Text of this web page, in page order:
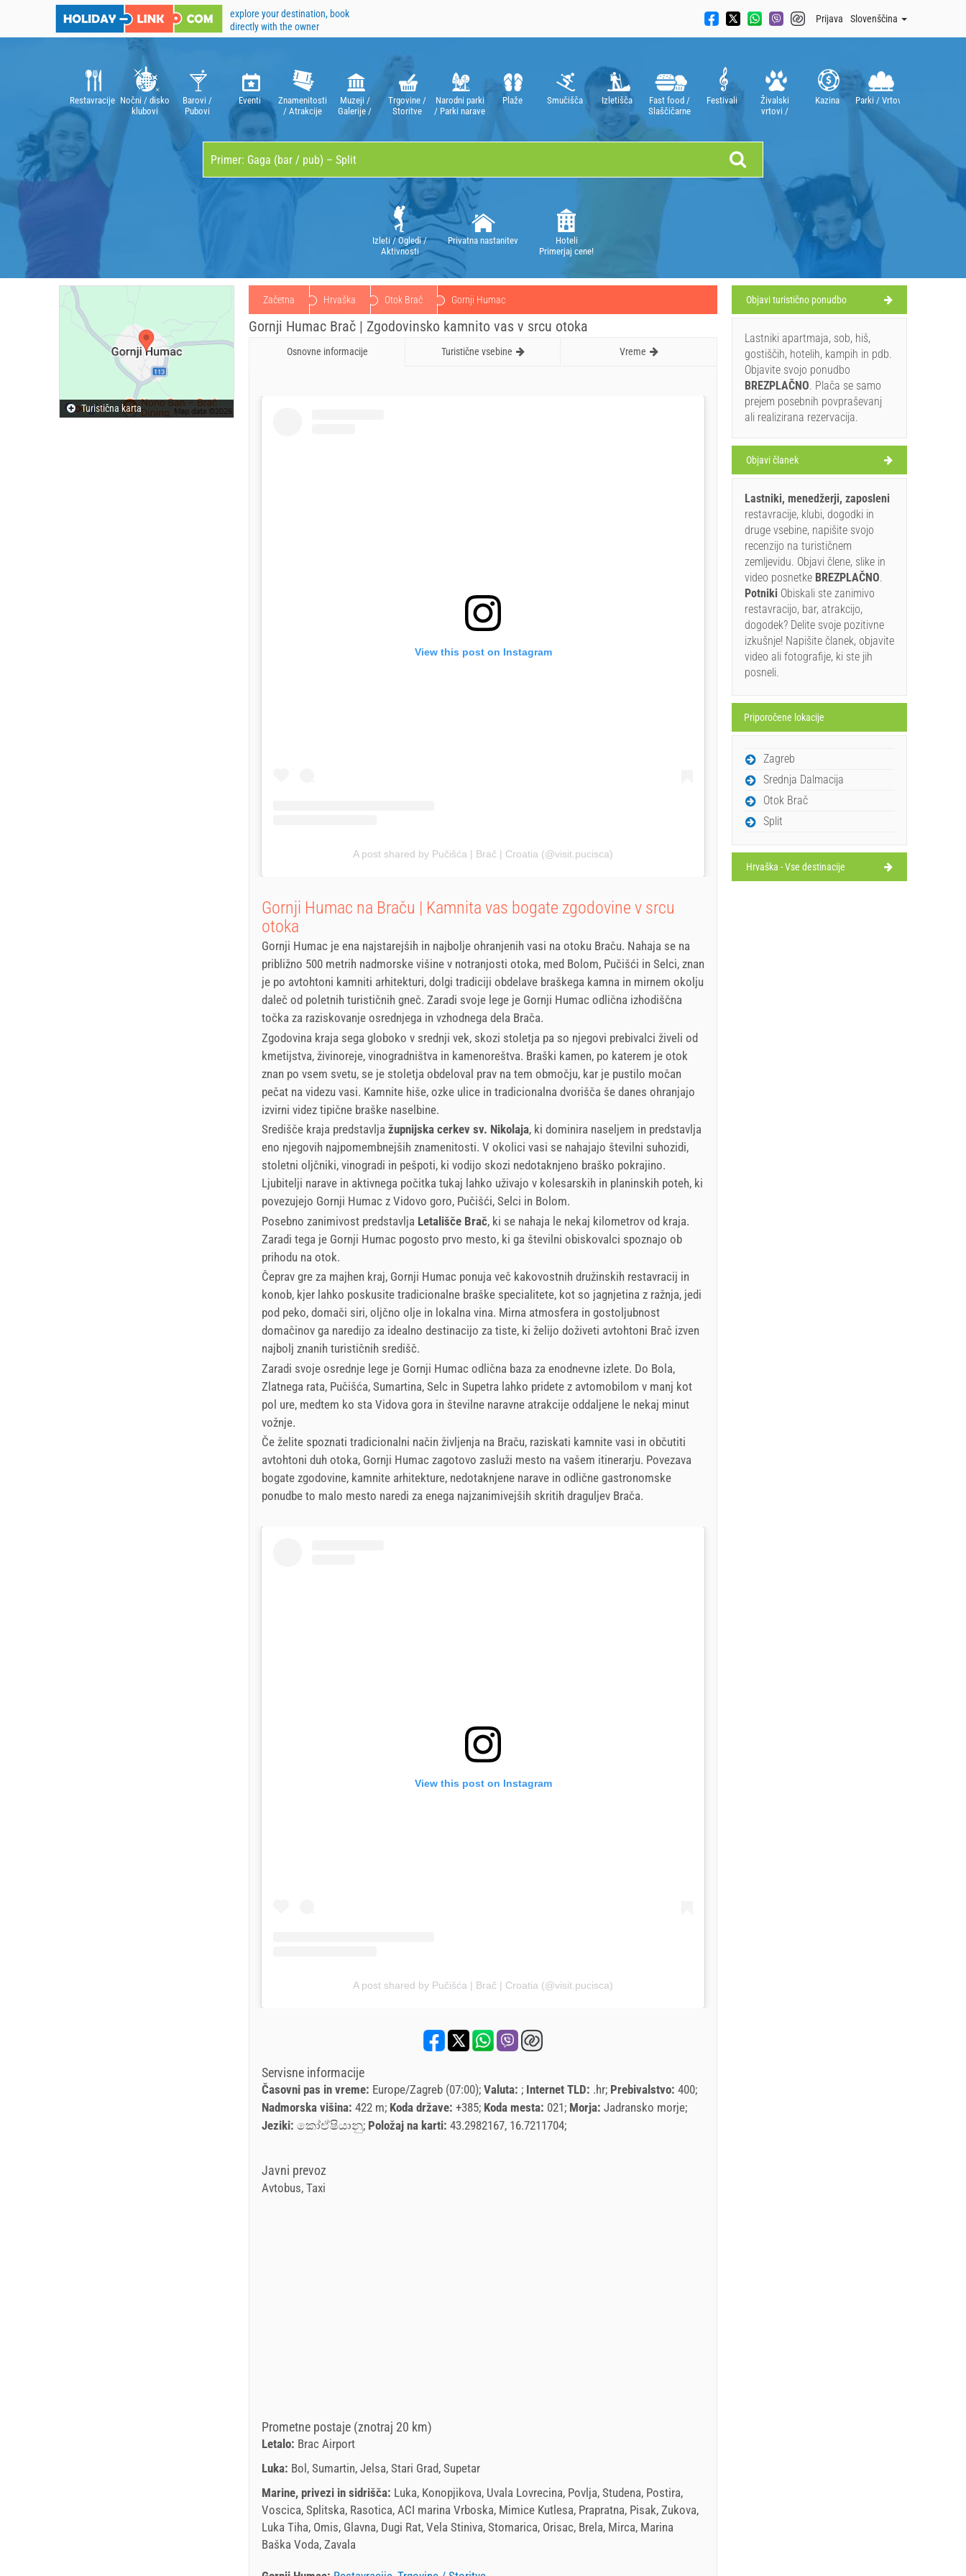
explore your destination, book
directly with the owner
Prijava Slovenščina
Restavracije Nočni / disko
klubovi
Barovi /
Pubovi
Eventi
Znamenitosti
/ Atrakcije
Muzeji /
Galerije /
Trgovine /
Storitve
Narodni parki
/ Parki narave
Plaže Smučišča Izletišča
Fast food /
Slaščičarne
Festivali
Živalski
vrtovi /
Kazina Parki / Vrtovi
Izleti / Ogledi /
Aktivnosti
Privatna nastanitev
Hoteli
Primerjaj cene!
Začetna Hrvaška Otok Brač Gornji Humac
Gornji Humac Brač | Zgodovinsko kamnito vas v srcu otoka
Osnovne informacije Turistične vsebine Vreme
View this post on Instagram
A post shared by Pučišća | Brač | Croatia (@visit.pucisca)
Gornji Humac na Braču | Kamnita vas bogate zgodovine v srcu
otoka
Gornji Humac je ena najstarejših in najbolje ohranjenih vasi na otoku Braču. Nahaja se na
približno 500 metrih nadmorske višine v notranjosti otoka, med Bolom, Pučišći in Selci, znan
je po avtohtoni kamniti arhitekturi, dolgi tradiciji obdelave braškega kamna in mirnem okolju
daleč od poletnih turističnih gneč. Zaradi svoje lege je Gornji Humac odlična izhodiščna
točka za raziskovanje osrednjega in vzhodnega dela Brača.
Zgodovina kraja sega globoko v srednji vek, skozi stoletja pa so njegovi prebivalci živeli od
kmetijstva, živinoreje, vinogradništva in kamenoreštva. Braški kamen, po katerem je otok
znan po vsem svetu, se je stoletja obdeloval prav na tem območju, kar je pustilo močan
pečat na videzu vasi. Kamnite hiše, ozke ulice in tradicionalna dvorišča še danes ohranjajo
izvirni videz tipične braške naselbine.
Središče kraja predstavlja župnijska cerkev sv. Nikolaja, ki dominira naseljem in predstavlja
eno njegovih najpomembnejših znamenitosti. V okolici vasi se nahajajo številni suhozidi,
stoletni oljčniki, vinogradi in pešpoti, ki vodijo skozi nedotaknjeno braško pokrajino.
Ljubitelji narave in aktivnega počitka tukaj lahko uživajo v kolesarskih in planinskih poteh, ki
povezujejo Gornji Humac z Vidovo goro, Pučišći, Selci in Bolom.
Posebno zanimivost predstavlja Letališče Brač, ki se nahaja le nekaj kilometrov od kraja.
Zaradi tega je Gornji Humac pogosto prvo mesto, ki ga številni obiskovalci spoznajo ob
prihodu na otok.
Čeprav gre za majhen kraj, Gornji Humac ponuja več kakovostnih družinskih restavracij in
konob, kjer lahko poskusite tradicionalne braške specialitete, kot so jagnjetina z ražnja, jedi
pod peko, domači siri, oljčno olje in lokalna vina. Mirna atmosfera in gostoljubnost
domačinov ga naredijo za idealno destinacijo za tiste, ki želijo doživeti avtohtoni Brač izven
najbolj znanih turističnih središč.
Zaradi svoje osrednje lege je Gornji Humac odlična baza za enodnevne izlete. Do Bola,
Zlatnega rata, Pučišća, Sumartina, Selc in Supetra lahko pridete z avtomobilom v manj kot
pol ure, medtem ko sta Vidova gora in številne naravne atrakcije oddaljene le nekaj minut
vožnje.
Če želite spoznati tradicionalni način življenja na Braču, raziskati kamnite vasi in občutiti
avtohtoni duh otoka, Gornji Humac zagotovo zasluži mesto na vašem itinerarju. Povezava
bogate zgodovine, kamnite arhitekture, nedotaknjene narave in odlične gastronomske
ponudbe to malo mesto naredi za enega najzanimivejših skritih draguljev Brača.
View this post on Instagram
A post shared by Pučišća | Brač | Croatia (@visit.pucisca)
Servisne informacije
Časovni pas in vreme: Europe/Zagreb (07:00) Valuta: Internet TLD: .hr Prebivalstvo: 400
Nadmorska višina: 422 m Koda države: +385 Koda mesta: 021 Morja: Jadransko morje
Jeziki: කෝඒෂියානු Položaj na karti: 43.2982167, 16.7211704
Javni prevoz
Avtobus, Taxi
Prometne postaje (znotraj 20 km)
Letalo: Brac Airport
Luka: Bol, Sumartin, Jelsa, Stari Grad, Supetar
Marine, privezi in sidrišča: Luka, Konopjikova, Uvala Lovrecina, Povlja, Studena, Postira,
Voscica, Splitska, Rasotica, ACI marina Vrboska, Mimice Kutlesa, Prapratna, Pisak, Zukova,
Luka Tiha, Omis, Glavna, Dugi Rat, Vela Stiniva, Stomarica, Orisac, Brela, Mirca, Marina
Baška Voda, Zavala
Turistična karta
Objavi turistično ponudbo
Lastniki apartmaja, sob, hiš,
gostiščih, hotelih, kampih in pdb.
Objavite svojo ponudbo
BREZPLAČNO. Plača se samo
prejem posebnih povpraševanj
ali realizirana rezervacija.
Objavi članek
Lastniki, menedžerji, zaposleni
restavracije, klubi, dogodki in
druge vsebine, napišite svojo
recenzijo na turističnem
zemljevidu. Objavi člene, slike in
video posnetke BREZPLAČNO.
Potniki Obiskali ste zanimivo
restavracijo, bar, atrakcijo,
dogodek? Delite svoje pozitivne
izkušnje! Napišite članek, objavite
video ali fotografije, ki ste jih
posneli.
Priporočene lokacije
Zagreb
Srednja Dalmacija
Otok Brač
Split
Hrvaška - Vse destinacije